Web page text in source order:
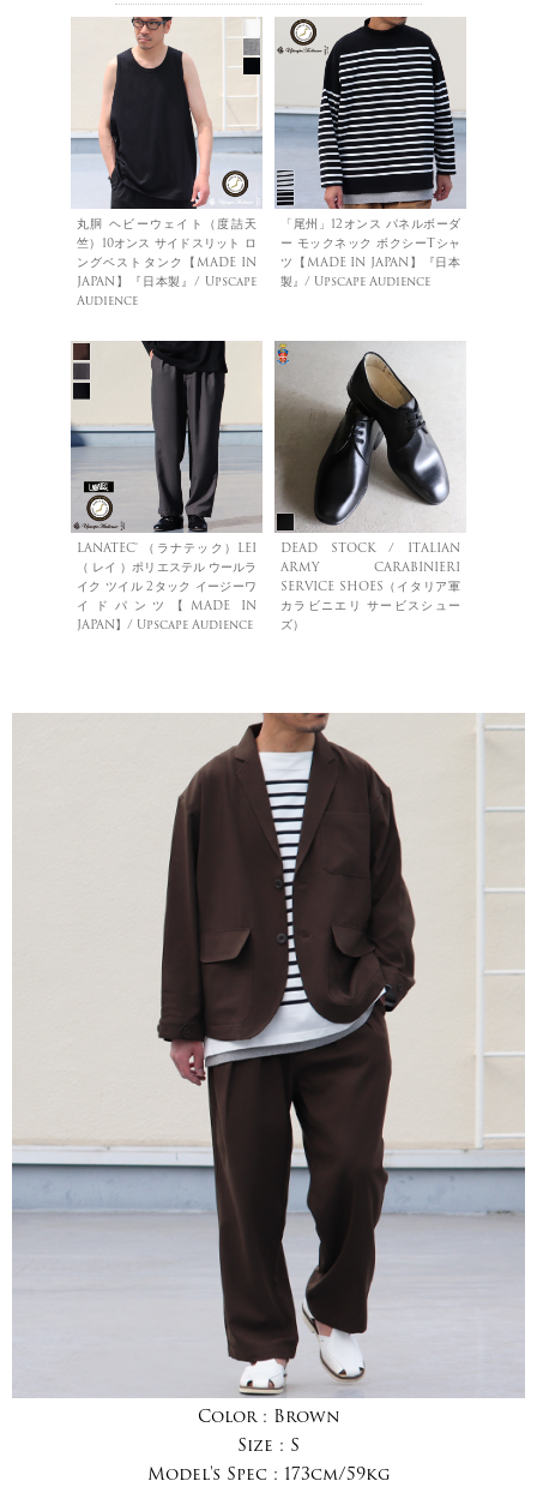
丸胴 ヘビーウェイト（度詰天
竺）10オンス サイドスリット ロ
ングベストタンク【MADE IN
JAPAN】『日本製』/ Upscape
Audience
「尾州」12オンス パネルボーダ
ー モックネック ボクシーTシャ
ツ【MADE IN JAPAN】『日本
製』/ Upscape Audience
LANATEC® （ラナテック）LEI
（ レイ ）ポリエステル ウールラ
イク ツイル 2タック イージーワ
イドパンツ【MADE IN
JAPAN】/ Upscape Audience
DEAD STOCK / ITALIAN
ARMY CARABINIERI
SERVICE SHOES（イタリア軍
カラビニエリ サービスシュー
ズ）
Color : Brown
Size : S
Model's Spec : 173cm/59kg